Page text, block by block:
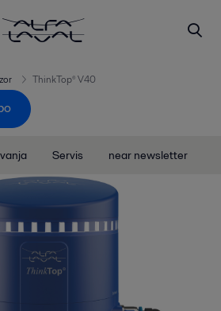
ThinkTop® V40
Servis near newsletter